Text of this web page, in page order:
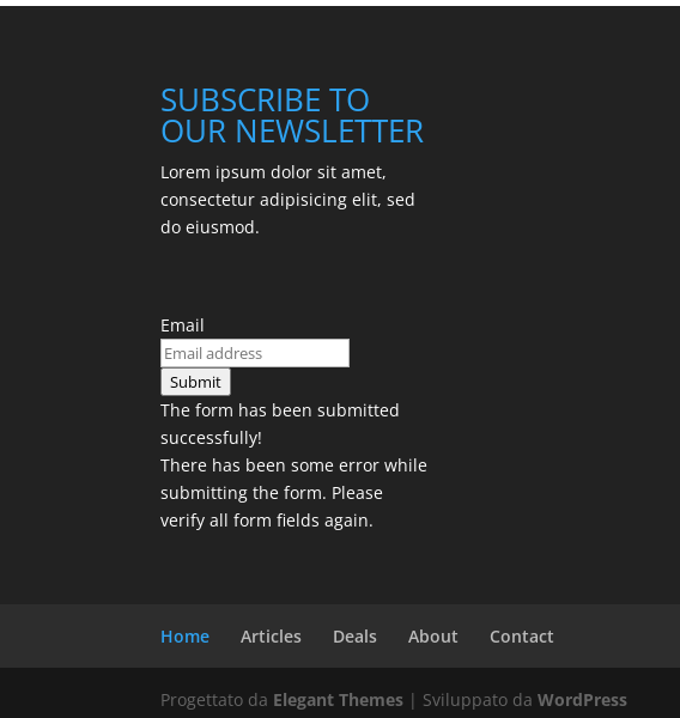
SUBSCRIBE TO
OUR NEWSLETTER
Lorem ipsum dolor sit amet,
consectetur adipisicing elit, sed
do eiusmod.
Email
Submit
The form has been submitted
successfully!
There has been some error while
submitting the form. Please
verify all form fields again.
Home Articles Deals About Contact
Progettato da Elegant Themes | Sviluppato daWordPress